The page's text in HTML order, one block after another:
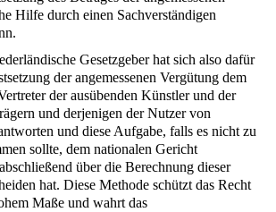
Hilfe durch einen Sachverständigen
Gesetzgeber hat sich also dafür
der angemessenen Vergütung dem
der ausübenden Künstler und der
und derjenigen der Nutzer von
und diese Aufgabe, falls es nicht zu
sollte, dem nationalen Gericht
über die Berechnung dieser
hat. Diese Methode schützt das Recht
Maße und wahrt das